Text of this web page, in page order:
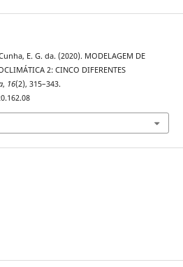
E. G. da. (2020). MODELAGEM DE
2: CINCO DIFERENTES
, 16(2), 315–343.